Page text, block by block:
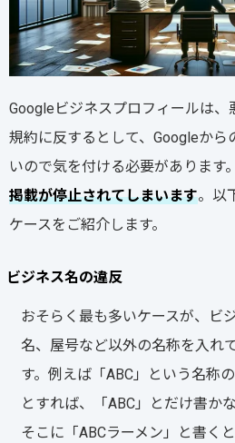
Googleビジネスプロフィールは、
規約に反するとして、Googleから
いので気を付ける必要があります。
掲載が停止されてしまいます。以
ケースをご紹介します。
ビジネス名の違反
おそらく最も多いケースが、ビ
名、屋号など以外の名称を入れ
す。例えば「ABC」という名称
とすれば、「ABC」とだけ書か
そこに「ABCラーメン」と書くと